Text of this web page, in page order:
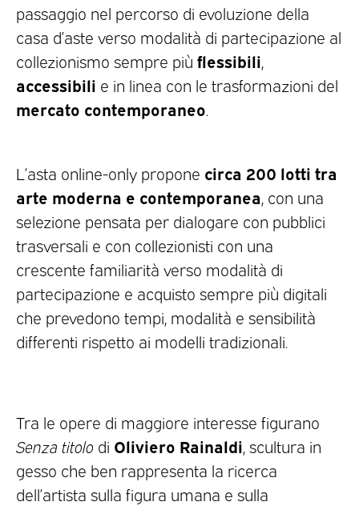
passaggio nel percorso di evoluzione della
casa d’aste verso modalità di partecipazione al
collezionismo sempre più flessibili
accessibili e in linea con le trasformazioni del
mercato contemporaneo
L’asta online-only propone circa 200 lotti tra
arte moderna e contemporanea , con una
selezione pensata per dialogare con pubblici
trasversali e con collezionisti con una
crescente familiarità verso modalità di
partecipazione e acquisto sempre più digitali
che prevedono tempi, modalità e sensibilità
differenti rispetto ai modelli tradizionali.
Tra le opere di maggiore interesse figurano
Senza titolo di Oliviero Rainaldi , scultura in
gesso che ben rappresenta la ricerca
dell’artista sulla figura umana e sulla